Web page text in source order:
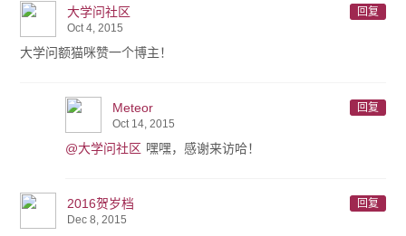
大学问社区
回复
Oct 4, 2015
大学问额猫咪赞一个博主！
Meteor
回复
Oct 14, 2015
@大学问社区 嘿嘿，感谢来访哈！
2016贺岁档
回复
Dec 8, 2015